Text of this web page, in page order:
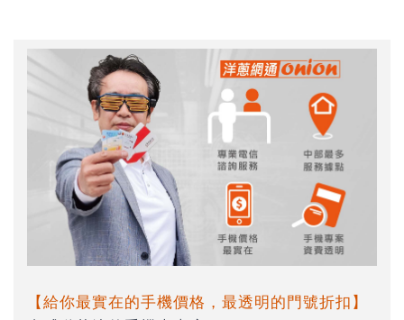
【給你最實在的手機價格，最透明的門號折扣】